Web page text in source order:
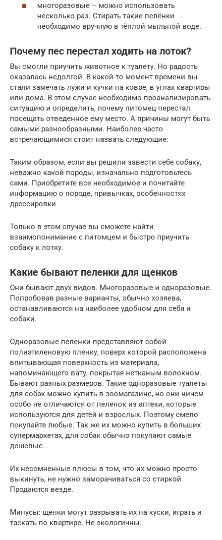
многоразовые – можно использовать
несколько раз. Стирать такие пелёнки
необходимо вручную в тёплой мыльной воде.
Почему пес перестал ходить на лоток?
Вы смогли приучить животное к туалету. Но радость
оказалась недолгой. В какой-то момент времени вы
стали замечать лужи и кучки на ковре, в углах квартиры
или дома. В этом случае необходимо проанализировать
ситуацию и определить, почему питомец перестал
посещать отведенное ему место. А причины могут быть
самыми разнообразными. Наиболее часто
встречающимися стоит назвать следующие:
Таким образом, если вы решили завести себе собаку,
неважно какой породы, изначально подготовьтесь
сами. Приобретите все необходимое и почитайте
информацию о породе, привычках, особенностях
дрессировки
Только в этом случае вы сможете найти
взаимопонимание с питомцем и быстро приучить
собаку к лотку.
Какие бывают пеленки для щенков
Они бывают двух видов. Многоразовые и одноразовые.
Попробовав разные варианты, обычно хозяева,
останавливаются на наиболее удобном для себя и
собаки.
Одноразовые пеленки представляют собой
полиэтиленовую пленку, поверх которой расположена
впитывающая поверхность из материала,
напоминающего вату, покрытая нетканым волокном.
Бывают разных размеров. Такие одноразовые туалеты
для собак можно купить в зоомагазине, но они ничем
особо не отличаются от пеленок из аптеки, которые
используются для детей и взрослых. Поэтому смело
покупайте любые. Так же их можно купить в больших
супермаркетах, для собак обычно покупают самые
дешевые.
Их несомненные плюсы в том, что их можно просто
выкинуть, не нужно заморачиваться со стиркой.
Продаются везде.
Минусы: щенки могут разрывать их на куски, играть и
таскать по квартире. Не экологичны.